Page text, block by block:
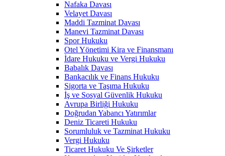
Nafaka Davası
Velayet Davası
Maddi Tazminat Davası
Manevi Tazminat Davası
Spor Hukuku
Otel Yönetimi Kira ve Finansmanı
İdare Hukuku ve Vergi Hukuku
Babalık Davası
Bankacılık ve Finans Hukuku
Sigorta ve Taşıma Hukuku
İş ve Sosyal Güvenlik Hukuku
Avrupa Birliği Hukuku
Doğrudan Yabancı Yatırımlar
Deniz Ticareti Hukuku
Sorumluluk ve Tazminat Hukuku
Vergi Hukuku
Ticaret Hukuku Ve Şirketler